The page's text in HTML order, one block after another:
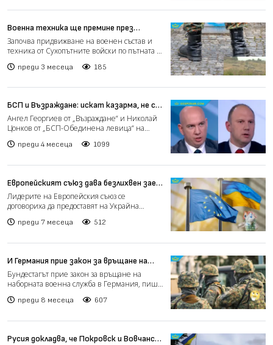
Военна техника ще премине през
основни пътни артерии за предстоящи
учения (видео)
Започва придвижване на военен състав и
техника от Сухопътните войски по пътната и
преди 3 месеца 185
БСП и Възраждане: искат казарма, не са
ходили в казарма (видео)
Ангел Георгиев от „Възраждане“ и Николай
Цонков от „БСП-Обединена левица“ на
преди 4 месеца 1099
Европейският съюз дава безлихвен заем
за милиарди на Украйна
Лидерите на Европейския съюз се
договориха да предоставят на Украйна
преди 7 месеца 512
И Германия прие закон за връщане на
наборната военна служба
Бундестагът прие закон за връщане на
наборната военна служба в Германия, пише
преди 8 месеца 607
Русия докладва, че Покровск и Вовчанск